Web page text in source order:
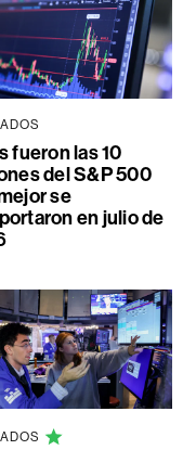
fueron las 10
del S&P 500
se
en julio de